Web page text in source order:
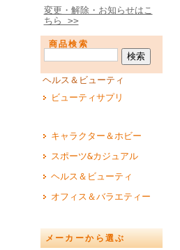
変更・解除・お知らせはこ
ちら >>
商品検索
ヘルス＆ビューティ
ビューティサプリ
キャラクター＆ホビー
スポーツ&カジュアル
ヘルス＆ビューティ
オフィス＆バラエティー
メーカーから選ぶ